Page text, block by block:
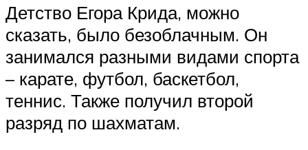
Детство Егора Крида, можно
сказать, было безоблачным. Он
занимался разными видами спорта
– карате, футбол, баскетбол,
теннис. Также получил второй
разряд по шахматам.